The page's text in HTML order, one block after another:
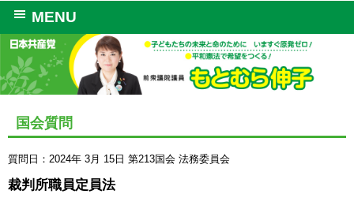
MENU
国会質問
質問日：2024年 3月 15日 第213国会 法務委員会
裁判所職員定員法